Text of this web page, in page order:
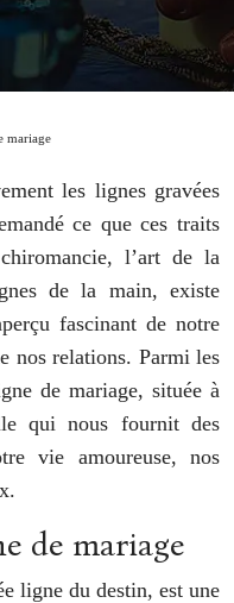
mariage
les lignes gravées
ce que ces traits
l’art de la
de la main, existe
fascinant de notre
nos relations. Parmi les
de mariage, située à
qui nous fournit des
vie amoureuse, nos
de mariage
ligne du destin, est une